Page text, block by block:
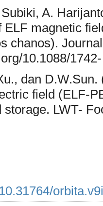
A.
ELF magnetic
chanos).
10.1088/
dan
field (ELF-
LWT-